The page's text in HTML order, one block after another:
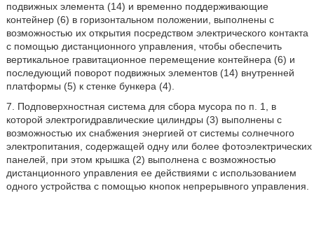
подвижных элемента (14) и временно поддерживающие
контейнер (6) в горизонтальном положении, выполнены с
возможностью их открытия посредством электрического контакта
с помощью дистанционного управления, чтобы обеспечить
вертикальное гравитационное перемещение контейнера (6) и
последующий поворот подвижных элементов (14) внутренней
платформы (5) к стенке бункера (4).
7. Подповерхностная система для сбора мусора по п. 1, в
которой электрогидравлические цилиндры (3) выполнены с
возможностью их снабжения энергией от системы солнечного
электропитания, содержащей одну или более фотоэлектрических
панелей, при этом крышка (2) выполнена с возможностью
дистанционного управления ее действиями с использованием
одного устройства с помощью кнопок непрерывного управления.